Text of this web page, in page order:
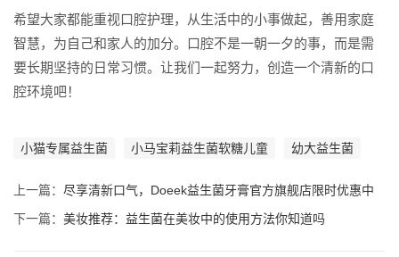
希望大家都能重视口腔护理，从生活中的小事做起，善用家庭
智慧，为自己和家人的加分。口腔不是一朝一夕的事，而是需
要长期坚持的日常习惯。让我们一起努力，创造一个清新的口
腔环境吧！
小猫专属益生菌 小马宝莉益生菌软糖儿童 幼大益生菌
上一篇： 尽享清新口气，Doeek益生菌牙膏官方旗舰店限时优惠中
下一篇： 美妆推荐：益生菌在美妆中的使用方法你知道吗